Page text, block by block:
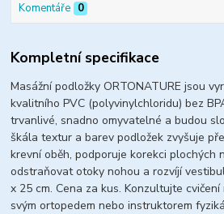
Komentáře 0
Kompletní specifikace
Masážní podložky ORTONATURE jsou
kvalitního PVC (polyvinylchloridu) bez
trvanlivé, snadno omyvatelné a budou
škála textur a barev podložek zvyšuje
krevní oběh, podporuje korekci plochých
odstraňovat otoky nohou a rozvíjí
x 25 cm. Cena za kus. Konzultujte
svým ortopedem nebo instruktorem